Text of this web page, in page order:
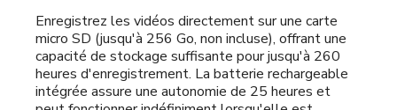
Enregistrez les vidéos directement sur une carte
micro SD (jusqu'à 256 Go, non incluse), offrant une
capacité de stockage suffisante pour jusqu'à 260
heures d'enregistrement. La batterie rechargeable
intégrée assure une autonomie de 25 heures et